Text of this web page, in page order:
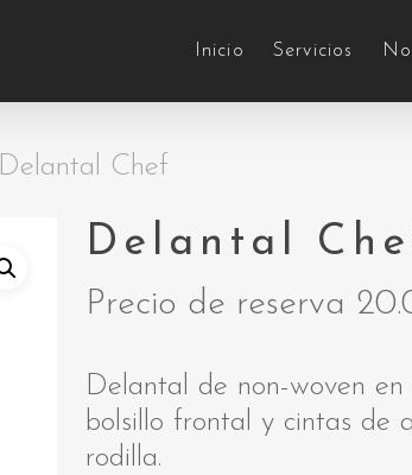
Inicio Servicios
Delantal Chef
Delantal
Precio de reserva
Delantal de non-woven
bolsillo frontal y cintas de
rodilla.